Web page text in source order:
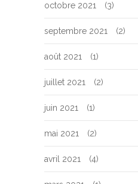
octobre 2021 (3)
septembre 2021 (2)
août 2021 (1)
juillet 2021 (2)
juin 2021 (1)
mai 2021 (2)
avril 2021 (4)